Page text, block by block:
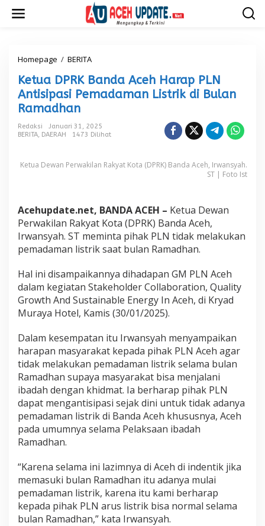
Homepage / BERITA
t
u
a
P
R
a
A
c
e
h
H
r
a
p
P
L
A
n
t
s
i
p
a
s
i
m
a
d
a
m
a
Ketua DPRK Banda Aceh Harap PLN
Antisipasi Pemadaman Listrik di Bulan
Ramadhan
Redaksi
Januari 31, 2025
BERITA, DAERAH 1473 Dilihat
Ketua Dewan Perwakilan Rakyat Kota (DPRK) Banda Aceh, Irwansyah.
ST | Foto Ist
Acehupdate.net, BANDA ACEH – Ketua Dewan
Perwakilan Rakyat Kota (DPRK) Banda Aceh,
Irwansyah. ST meminta pihak PLN tidak melakukan
pemadaman listrik saat bulan Ramadhan.
Hal ini disampaikannya dihadapan GM PLN Aceh
dalam kegiatan Stakeholder Collaboration, Quality
Growth And Sustainable Energy In Aceh, di Kryad
Muraya Hotel, Kamis (30/01/2025).
Dalam kesempatan itu Irwansyah menyampaikan
harapan masyarakat kepada pihak PLN Aceh agar
tidak melakukan pemadaman listrik selama bulan
Ramadhan supaya masyarakat bisa menjalani
ibadah dengan khidmat. Ia berharap pihak PLN
dapat mengantisipasi sejak dini untuk tidak adanya
pemadaman listrik di Banda Aceh khususnya, Aceh
pada umumnya selama Pelaksaan ibadah
Ramadhan.
“Karena selama ini lazimnya di Aceh di indentik jika
memasuki bulan Ramadhan itu adanya mulai
pemadaman listrik, karena itu kami berharap
kepada pihak PLN arus listrik bisa normal selama
bulan Ramadhan,” kata Irwansyah.